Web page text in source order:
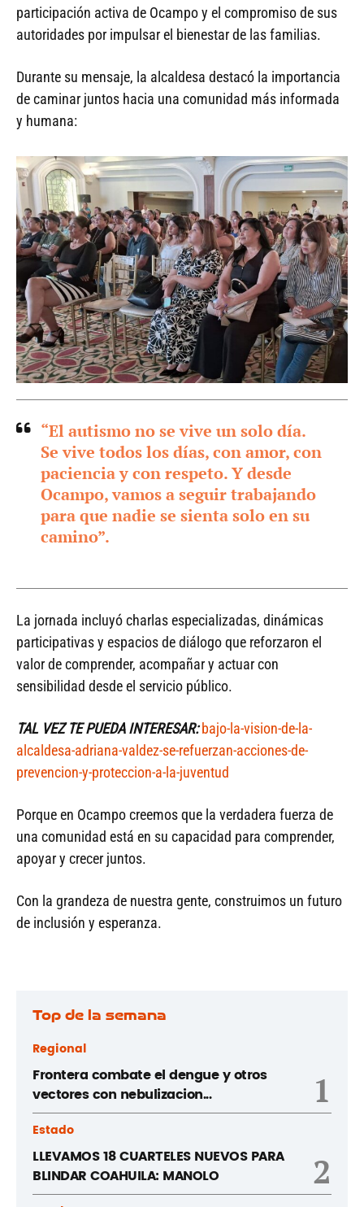
participación activa de Ocampo y el compromiso de sus
autoridades por impulsar el bienestar de las familias.
Durante su mensaje, la alcaldesa destacó la importancia
de caminar juntos hacia una comunidad más informada
y humana:
“El autismo no se vive un solo día.
Se vive todos los días, con amor, con
paciencia y con respeto. Y desde
Ocampo, vamos a seguir trabajando
para que nadie se sienta solo en su
camino”.
La jornada incluyó charlas especializadas, dinámicas
participativas y espacios de diálogo que reforzaron el
valor de comprender, acompañar y actuar con
sensibilidad desde el servicio público.
TAL VEZ TE PUEDA INTERESAR:bajo-la-vision-de-la-
alcaldesa-adriana-valdez-se-refuerzan-acciones-de-
prevencion-y-proteccion-a-la-juventud
Porque en Ocampo creemos que la verdadera fuerza de
una comunidad está en su capacidad para comprender,
apoyar y crecer juntos.
Con la grandeza de nuestra gente, construimos un futuro
de inclusión y esperanza.
Top de la semana
Regional
Frontera combate el dengue y otros
vectores con nebulizacion...
1
Estado
LLEVAMOS 18 CUARTELES NUEVOS PARA
BLINDAR COAHUILA: MANOLO
2